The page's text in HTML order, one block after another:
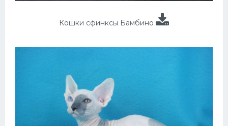
Кошки сфинксы Бамбино